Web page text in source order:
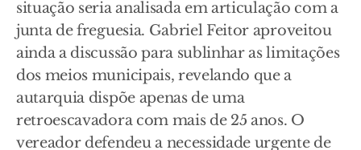
situação seria analisada em articulação com a
junta de freguesia. Gabriel Feitor aproveitou
ainda a discussão para sublinhar as limitações
dos meios municipais, revelando que a
autarquia dispõe apenas de uma
retroescavadora com mais de 25 anos. O
vereador defendeu a necessidade urgente de